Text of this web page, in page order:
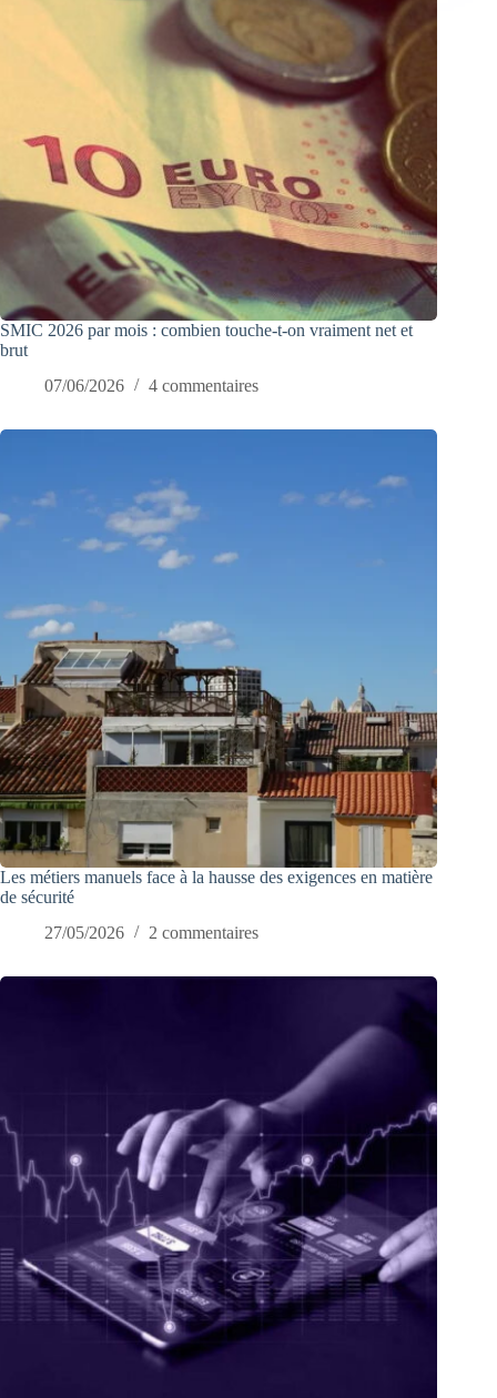
SMIC 2026 par mois : combien touche-t-on vraiment net et
brut
07/06/2026
4 commentaires
Les métiers manuels face à la hausse des exigences en matière
de sécurité
27/05/2026
2 commentaires